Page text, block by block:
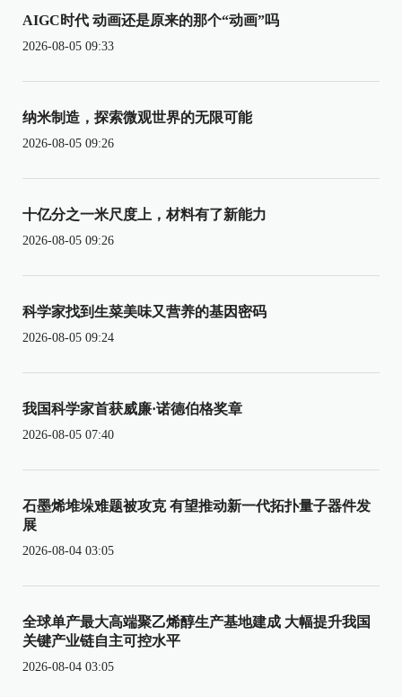
AIGC时代 动画还是原来的那个“动画”吗
2026-08-05 09:33
纳米制造，探索微观世界的无限可能
2026-08-05 09:26
十亿分之一米尺度上，材料有了新能力
2026-08-05 09:26
科学家找到生菜美味又营养的基因密码
2026-08-05 09:24
我国科学家首获威廉·诺德伯格奖章
2026-08-05 07:40
石墨烯堆垛难题被攻克 有望推动新一代拓扑量子器件发
展
2026-08-04 03:05
全球单产最大高端聚乙烯醇生产基地建成 大幅提升我国
关键产业链自主可控水平
2026-08-04 03:05